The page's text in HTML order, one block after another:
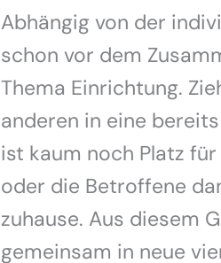
Abhängig von der
schon vor dem
Thema Einrichtung.
anderen in eine
ist kaum noch Platz
oder die Betroffene
zuhause. Aus diesem
gemeinsam in neue